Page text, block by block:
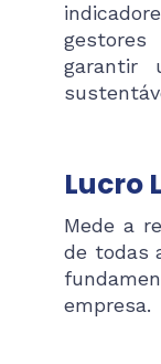
garantir
Lucro
Mede a
de todas
empresa.